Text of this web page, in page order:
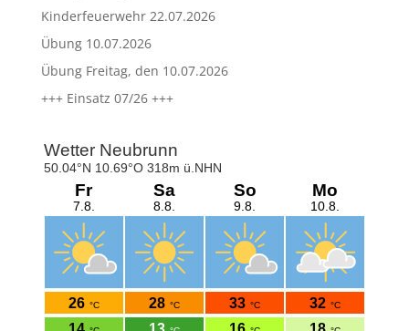
Kinderfeuerwehr 22.07.2026
Übung 10.07.2026
Übung Freitag, den 10.07.2026
+++ Einsatz 07/26 +++